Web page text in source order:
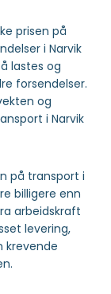
prisen på
i Narvik
lastes og
forsendelser.
og
i Narvik
på transport i
billigere enn
arbeidskraft
levering,
krevende